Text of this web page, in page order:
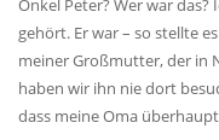
Onkel Peter? Wer war
gehört. Er war – so stellte
meiner Großmutter, der in
haben wir ihn nie dort
dass meine Oma